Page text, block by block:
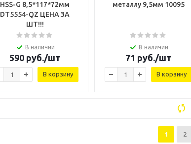
HSS-G 8,5*117*72мм
DT5554-QZ ЦЕНА ЗА
ШТ!!!
В наличии
590руб./шт
В корзину
металлу 9,5мм 10095
В наличии
71 руб./шт
В корзину
1 2